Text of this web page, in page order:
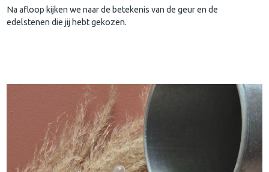
Na afloop kijken we naar de betekenis van de geur en de
edelstenen die jij hebt gekozen.